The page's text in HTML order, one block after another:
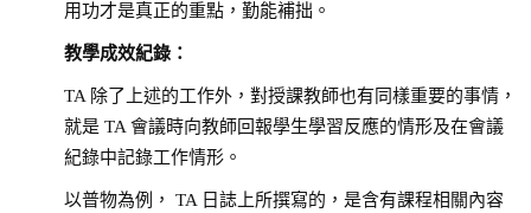
用功才是真正的重點，勤能補拙。
教學成效紀錄：
TA 除了上述的工作外，對授課教師也有同樣重要的事情，
就是 TA 會議時向教師回報學生學習反應的情形及在會議
紀錄中記錄工作情形。
以普物為例， TA 日誌上所撰寫的，是含有課程相關內容